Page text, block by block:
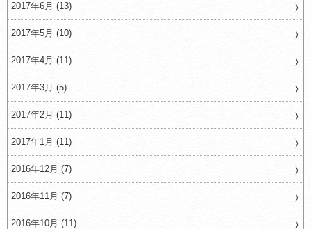
2017年6月 (13)
2017年5月 (10)
2017年4月 (11)
2017年3月 (5)
2017年2月 (11)
2017年1月 (11)
2016年12月 (7)
2016年11月 (7)
2016年10月 (11)